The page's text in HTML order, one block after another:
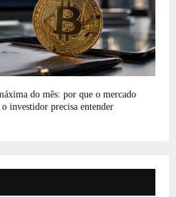
do mês: por que o mercado
investidor precisa entender